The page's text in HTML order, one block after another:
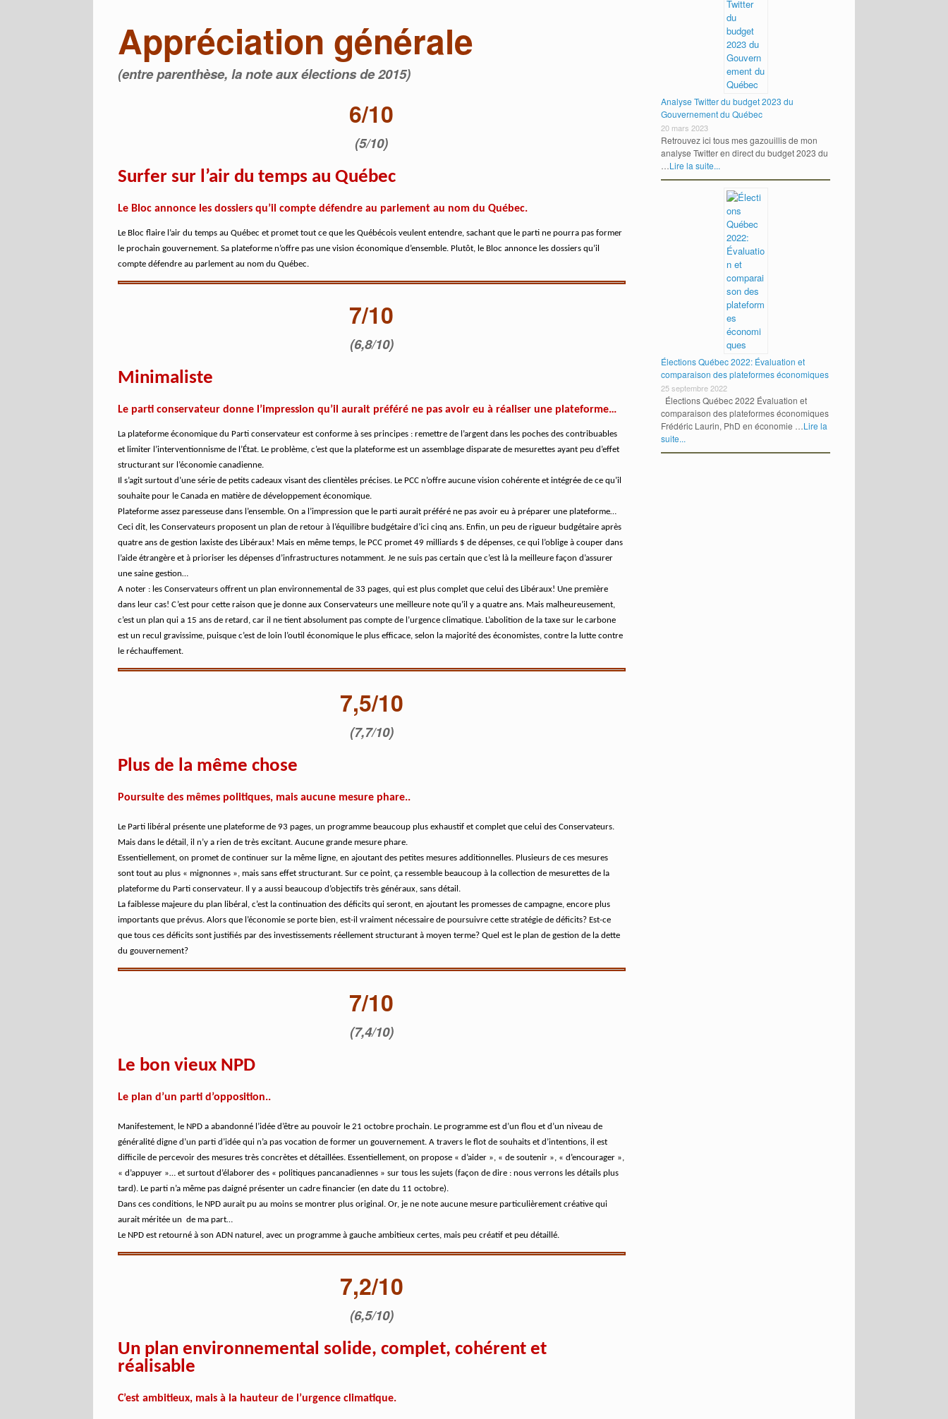
Appréciation générale
(entre parenthèse, la note aux élections de 2015)
6/10
(5/10)
Surfer sur l’air du temps au Québec
Le Bloc annonce les dossiers qu’il compte défendre au parlement au nom du Québec.
Le Bloc flaire l’air du temps au Québec et promet tout ce que les Québécois veulent entendre, sachant que le parti ne pourra pas former
le prochain gouvernement. Sa plateforme n’offre pas une vision économique d’ensemble. Plutôt, le Bloc annonce les dossiers qu’il
compte défendre au parlement au nom du Québec.
7/10
(6,8/10)
Minimaliste
Le parti conservateur donne l’impression qu’il aurait préféré ne pas avoir eu à réaliser une plateforme…
La plateforme économique du Parti conservateur est conforme à ses principes : remettre de l’argent dans les poches des contribuables
et limiter l’interventionnisme de l’État. Le problème, c’est que la plateforme est un assemblage disparate de mesurettes ayant peu d’effet
structurant sur l’économie canadienne.
Il s’agit surtout d’une série de petits cadeaux visant des clientèles précises. Le PCC n’offre aucune vision cohérente et intégrée de ce qu’il
souhaite pour le Canada en matière de développement économique.
Plateforme assez paresseuse dans l’ensemble. On a l’impression que le parti aurait préféré ne pas avoir eu à préparer une plateforme…
Ceci dit, les Conservateurs proposent un plan de retour à l’équilibre budgétaire d’ici cinq ans. Enfin, un peu de rigueur budgétaire après
quatre ans de gestion laxiste des Libéraux! Mais en même temps, le PCC promet 49 milliards $ de dépenses, ce qui l’oblige à couper dans
l’aide étrangère et à prioriser les dépenses d’infrastructures notamment. Je ne suis pas certain que c’est là la meilleure façon d’assurer
une saine gestion…
A noter : les Conservateurs offrent un plan environnemental de 33 pages, qui est plus complet que celui des Libéraux! Une première
dans leur cas! C’est pour cette raison que je donne aux Conservateurs une meilleure note qu’il y a quatre ans. Mais malheureusement,
c’est un plan qui a 15 ans de retard, car il ne tient absolument pas compte de l’urgence climatique. L’abolition de la taxe sur le carbone
est un recul gravissime, puisque c’est de loin l’outil économique le plus efficace, selon la majorité des économistes, contre la lutte contre
le réchauffement.
7,5/10
(7,7/10)
Plus de la même chose
Poursuite des mêmes politiques, mais aucune mesure phare..
Le Parti libéral présente une plateforme de 93 pages, un programme beaucoup plus exhaustif et complet que celui des Conservateurs.
Mais dans le détail, il n’y a rien de très excitant. Aucune grande mesure phare.
Essentiellement, on promet de continuer sur la même ligne, en ajoutant des petites mesures additionnelles. Plusieurs de ces mesures
sont tout au plus « mignonnes », mais sans effet structurant. Sur ce point, ça ressemble beaucoup à la collection de mesurettes de la
plateforme du Parti conservateur. Il y a aussi beaucoup d’objectifs très généraux, sans détail.
La faiblesse majeure du plan libéral, c’est la continuation des déficits qui seront, en ajoutant les promesses de campagne, encore plus
importants que prévus. Alors que l’économie se porte bien, est-il vraiment nécessaire de poursuivre cette stratégie de déficits? Est-ce
que tous ces déficits sont justifiés par des investissements réellement structurant à moyen terme? Quel est le plan de gestion de la dette
du gouvernement?
7/10
(7,4/10)
Le bon vieux NPD
Le plan d’un parti d’opposition..
Manifestement, le NPD a abandonné l’idée d’être au pouvoir le 21 octobre prochain. Le programme est d’un flou et d’un niveau de
généralité digne d’un parti d’idée qui n’a pas vocation de former un gouvernement. A travers le flot de souhaits et d’intentions, il est
difficile de percevoir des mesures très concrètes et détaillées. Essentiellement, on propose « d’aider », « de soutenir », « d’encourager »,
« d’appuyer »… et surtout d’élaborer des « politiques pancanadiennes » sur tous les sujets (façon de dire : nous verrons les détails plus
tard). Le parti n’a même pas daigné présenter un cadre financier (en date du 11 octobre).
Dans ces conditions, le NPD aurait pu au moins se montrer plus original. Or, je ne note aucune mesure particulièrement créative qui
aurait méritée un de ma part…
Le NPD est retourné à son ADN naturel, avec un programme à gauche ambitieux certes, mais peu créatif et peu détaillé.
7,2/10
(6,5/10)
Un plan environnemental solide, complet, cohérent et
réalisable
C’est ambitieux, mais à la hauteur de l’urgence climatique.
Analyse Twitter du budget 2023 du
Gouvernement du Québec
20 mars 2023
Retrouvez ici tous mes gazouillis de mon
analyse Twitter en direct du budget 2023 du
…Lire la suite...
Élections Québec 2022: Évaluation et
comparaison des plateformes économiques
25 septembre 2022
Élections Québec 2022 Évaluation et
comparaison des plateformes économiques
Frédéric Laurin, PhD en économie …Lire la
suite...